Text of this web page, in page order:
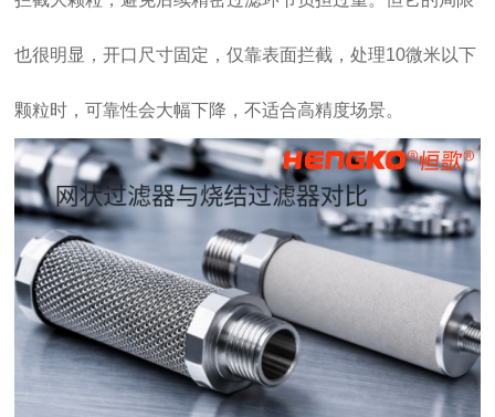
也很明显，开口尺寸固定，仅靠表面拦截，处理10微米以下
颗粒时，可靠性会大幅下降，不适合高精度场景。